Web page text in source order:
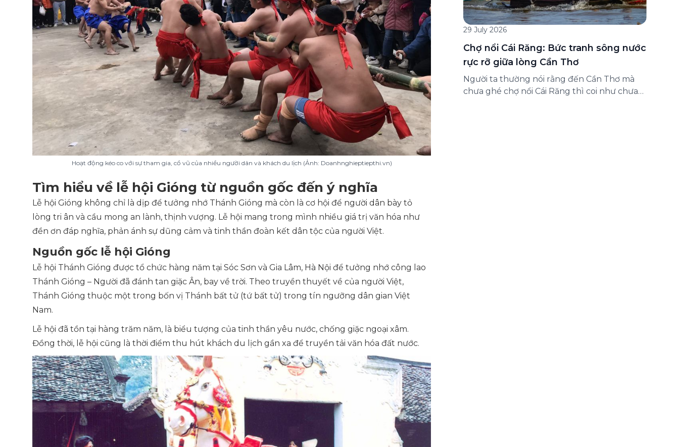
Hoạt động kéo co với sự tham gia, cổ vũ của nhiều người dân và khách du lịch (Ảnh: Doanhnghieptiepthi.vn)
Tìm hiểu về lễ hội Gióng từ nguồn gốc đến ý nghĩa
Lễ hội Gióng không chỉ là dịp để tưởng nhớ Thánh Gióng mà còn là cơ hội để người dân bày tỏ
lòng tri ân và cầu mong an lành, thịnh vượng. Lễ hội mang trong mình nhiều giá trị văn hóa như
đền ơn đáp nghĩa, phản ánh sự dũng cảm và tinh thần đoàn kết dân tộc của người Việt.
Nguồn gốc lễ hội Gióng
Lễ hội Thánh Gióng được tổ chức hàng năm tại Sóc Sơn và Gia Lâm, Hà Nội để tưởng nhớ công lao
Thánh Gióng – Người đã đánh tan giặc Ân, bay về trời. Theo truyền thuyết về của người Việt,
Thánh Gióng thuộc một trong bốn vị Thánh bất tử (tứ bất tử) trong tín ngưỡng dân gian Việt
Nam.
Lễ hội đã tồn tại hàng trăm năm, là biểu tượng của tinh thần yêu nước, chống giặc ngoại xâm.
Đồng thời, lễ hội cũng là thời điểm thu hút khách du lịch gần xa để truyền tải văn hóa đất nước.
29 July 2026
Chợ nổi Cái Răng: Bức tranh sông nước
rực rỡ giữa lòng Cần Thơ
Người ta thường nói rằng đến Cần Thơ mà
chưa ghé chợ nổi Cái Răng thì coi như chưa